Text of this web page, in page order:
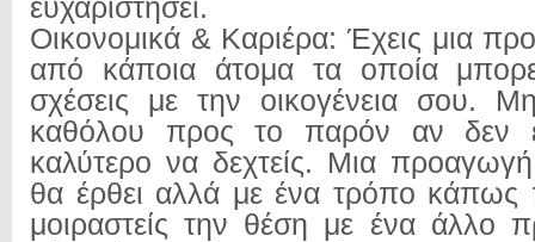
ευχαριστήσει.
Οικονομικά & Καριέρα: Έχεις μια
από κάποια άτομα τα οποία
σχέσεις με την οικογένεια σου.
καθόλου προς το παρόν αν δεν
καλύτερο να δεχτείς. Μια
θα έρθει αλλά με ένα τρόπο κάπως
μοιραστείς την θέση με ένα άλλο